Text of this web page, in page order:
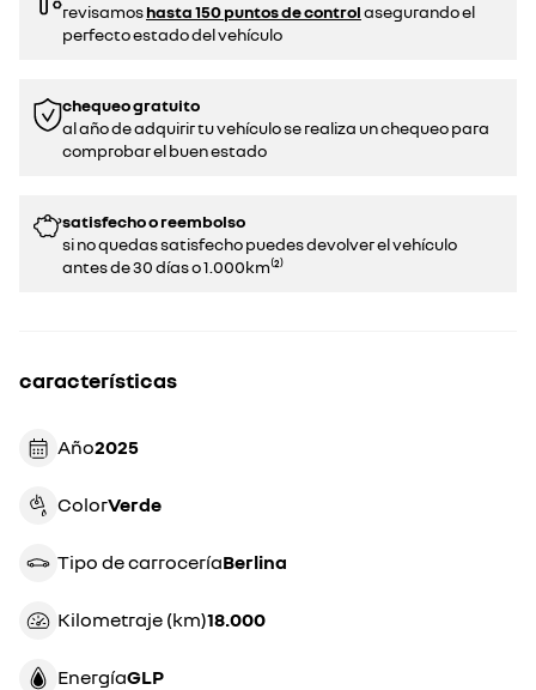
revisamoshasta 150 puntos de controlasegurando el
perfecto estado del vehículo
chequeo gratuito
al año de adquirir tu vehículo se realiza un chequeo para
comprobar el buen estado​​
satisfecho o reembolso
si no quedas satisfecho puedes devolver el vehículo
antes de 30 días o 1.000km⁽²⁾
características
Año 2025
Color verde
Tipo de carrocería berlina
Kilometraje (km) 18.000
Energía GLP